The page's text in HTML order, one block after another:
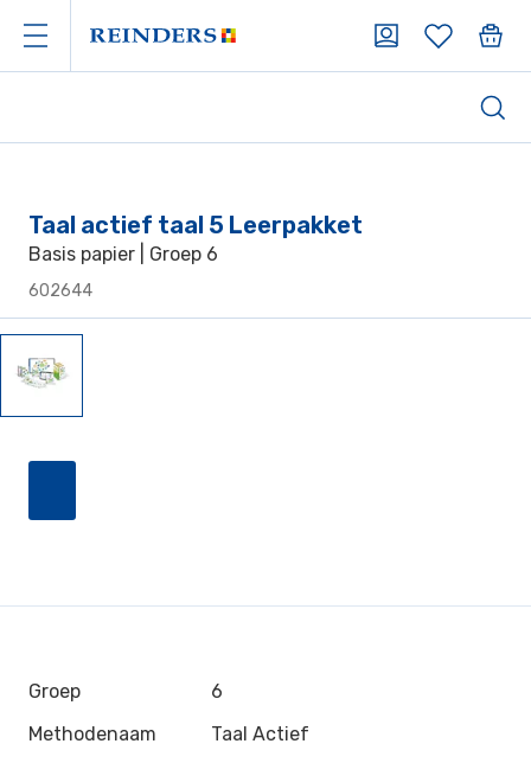
Taal actief taal 5 Leerpakket
Basis papier | Groep 6
602644
Groep
6
Methodenaam
Taal Actief